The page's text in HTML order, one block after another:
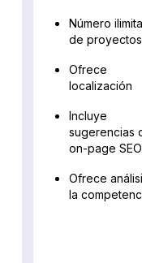
Número
de proyectos
Ofrece
localización
Incluye
sugerencias
on-page SEO
Ofrece
la